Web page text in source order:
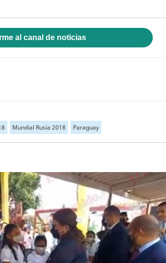
al canal de noticias
Mundial Rusia 2018 Paraguay